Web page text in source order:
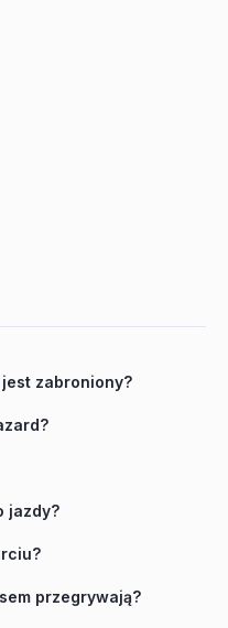
zabroniony?
jazdy?
przegrywają?